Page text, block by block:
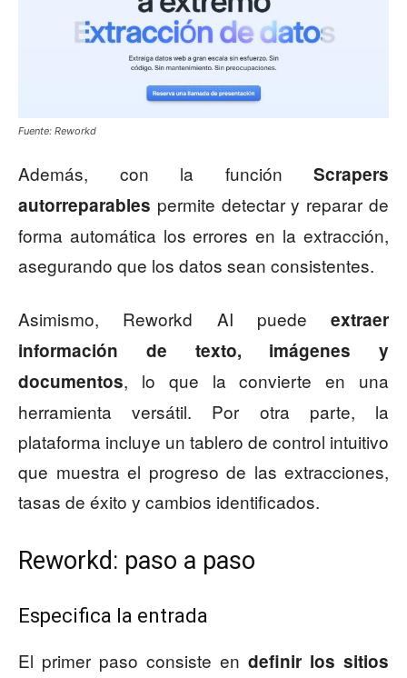
Fuente: Reworkd
Además, con la función Scrapers
autorreparables permite detectar y reparar de
forma automática los errores en la extracción,
asegurando que los datos sean consistentes.
Asimismo, Reworkd AI puede extraer
información de texto, imágenes y
documentos, lo que la convierte en una
herramienta versátil. Por otra parte, la
plataforma incluye un tablero de control intuitivo
que muestra el progreso de las extracciones,
tasas de éxito y cambios identificados.
Reworkd: paso a paso
Especifica la entrada
El primer paso consiste en definir los sitios